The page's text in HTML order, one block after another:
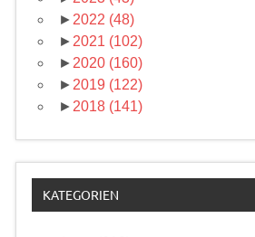
► 2022 (48)
► 2021 (102)
► 2020 (160)
► 2019 (122)
► 2018 (141)
KATEGORIEN